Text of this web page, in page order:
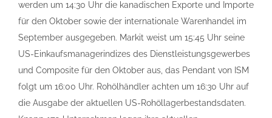
werden um 14:30 Uhr die kanadischen Exporte und Importe
für den Oktober sowie der internationale Warenhandel im
September ausgegeben. Markit weist um 15:45 Uhr seine
US-Einkaufsmanagerindizes des Dienstleistungsgewerbes
und Composite für den Oktober aus, das Pendant von ISM
folgt um 16:00 Uhr. Rohölhändler achten um 16:30 Uhr auf
die Ausgabe der aktuellen US-Rohöllagerbestandsdaten.